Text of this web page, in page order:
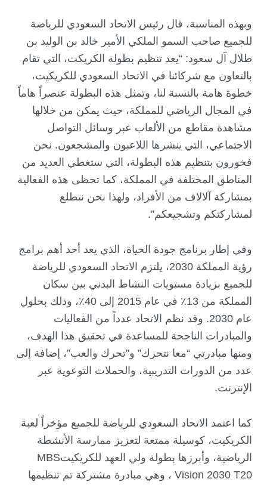
وبهذه المناسبة، قال رئيس الاتحاد السعودي للرياضة
للجميع صاحب السمو الملكي الأمير خالد بن الوليد بن
طلال آل سعود: “يعد تنظيم بطولة الكريكت، التي تقام
بالتعاون مع شركائنا في الاتحاد السعودي للكريكيت،
خطوة هامة بالنسبة لنا، وتمثل هذه البطولة عنصراً هاماً
في المجال الرياضي للمملكة، حيث يمكن من خلالها
مشاهدة مقاطع من الألعاب عبر وسائل التواصل
الاجتماعي، التي ينشرها اللاعبون والمشجعون. نحن
فخورون بتنظيم هذه البطولة، التي ستغطي العديد من
المناطق المختلفة في المملكة، كما تحظى هذه الفعالية
بمشاركة آلالاف من الأفراد، ولهذا نحن نتطلع
لمشاركتكم وتشجيعكم”.
وفي إطار برنامج جودة الحياة، الذي يعد أحد أهم برامج
رؤية المملكة 2030، يلتزم الاتحاد السعودي للرياضة
للجميع بزيادة مستويات النشاط البدني بين سكان
المملكة من 13٪ في عام 2015 إلى 40٪، وذلك بحلول
عام 2030. وقد نظم الاتحاد عدداً من الفعاليات
والمبادرات الناجحة للمساعدة في تحقيق هذا الهدف،
ومنها مبادرتي “معا نتحرك” و”تحرك والعب”، إضافة إلى
عدد من الدورات التدريبية، والحملات التوعوية عبر
الإنترنت.
كما اعتمد الاتحاد السعودي للرياضة للجميع مؤخراً لعبة
الكريكيت، كوسيلة ممتعة لتعزيز ممارسة الأنشطة
الرياضية، وأبرزها بطولة ولي العهد للكريكيتMBS
Vision 2030 T20 ، وهي مبادرة مشتركة تم تنظيمها